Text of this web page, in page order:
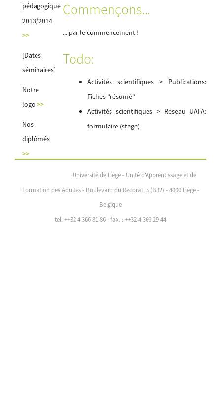
pédagogique
2013/2014
>>
[Dates
séminaires]
Notre
logo >>
Nos
diplômés
>>
Commençons...
... par le commencement !
Todo:
Activités scientifiques > Publications:
Fiches "résumé"
Activités scientifiques > Réseau UAFA:
formulaire (stage)
Université de Liège - Unité d'Apprentissage et de
Formation des Adultes - Boulevard du Recorat, 5 (B32) - 4000 Liège -
Belgique
tel. ++32 4 366 81 86 - fax. : ++32 4 366 29 44